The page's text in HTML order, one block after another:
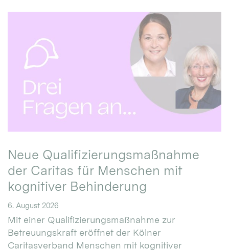
Neue Qualifizierungsmaßnahme
der Caritas für Menschen mit
kognitiver Behinderung
6. August 2026
Mit einer Qualifizierungsmaßnahme zur
Betreuungskraft eröffnet der Kölner
Caritasverband Menschen mit kognitiver